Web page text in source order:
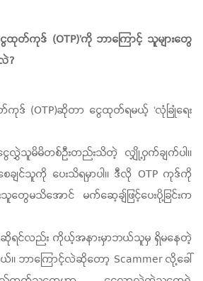
ထုတ်ကုဒ် (OTP)’ကို ဘာကြောင့် သူများတွေ
?
ကုဒ် (OTP)ဆိုတာ ငွေထုတ်ရမယ့် ‘လုံခြုံရေး
ေလွှဲသူမိမိတစ်ဦးတည်းသိတဲ့ လျှို့ဝှက်ချက်ပါ။
ျင်သူကို ပေးသိရမှာပါ။ ဒီလို OTP ကုဒ်ကို
သူတွေမသိအောင် မက်ဆေ့ချ်ဖြင့်ပေးပို့ခြင်းက
မယ်ဆိုရင်လည်း ကိုယ့်အနားမှာဘယ်သူမှ ရှိမနေတဲ့
။ ဘာကြောင့်လဲဆိုတော့ Scammer လို့ခေါ်